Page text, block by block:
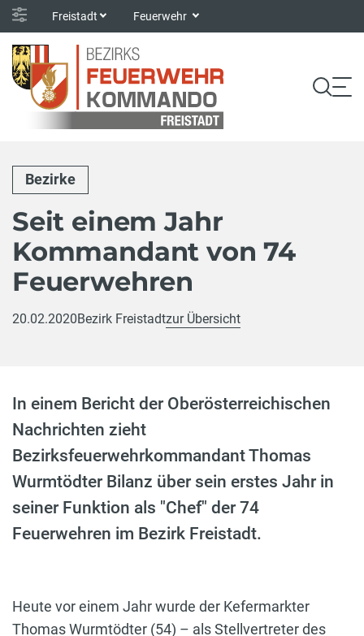
Freistadt Feuerwehr
Bezirke
Seit einem Jahr
Kommandant von 74
Feuerwehren
20.02.2020Bezirk Freistadtzur Übersicht
In einem Bericht der Oberösterreichischen
Nachrichten zieht
Bezirksfeuerwehrkommandant Thomas
Wurmtödter Bilanz über sein erstes Jahr in
seiner Funktion als "Chef" der 74
Feuerwehren im Bezirk Freistadt.
Heute vor einem Jahr wurde der Kefermarkter
Thomas Wurmtödter (54) – als Stellvertreter des